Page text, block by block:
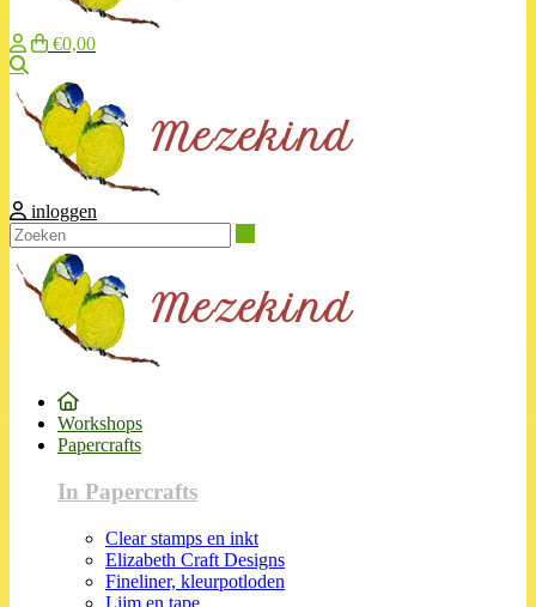
€0,00
inloggen
Workshops
Papercrafts
In Papercrafts
Clear stamps en inkt
Elizabeth Craft Designs
Fineliner, kleurpotloden
Lijm en tape